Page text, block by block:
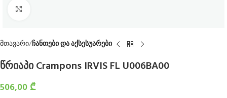
მთავარი ჩანთები და აქსესუარები
წრიაპი Crampons IRVIS FL U006BA00
506,00 ₾